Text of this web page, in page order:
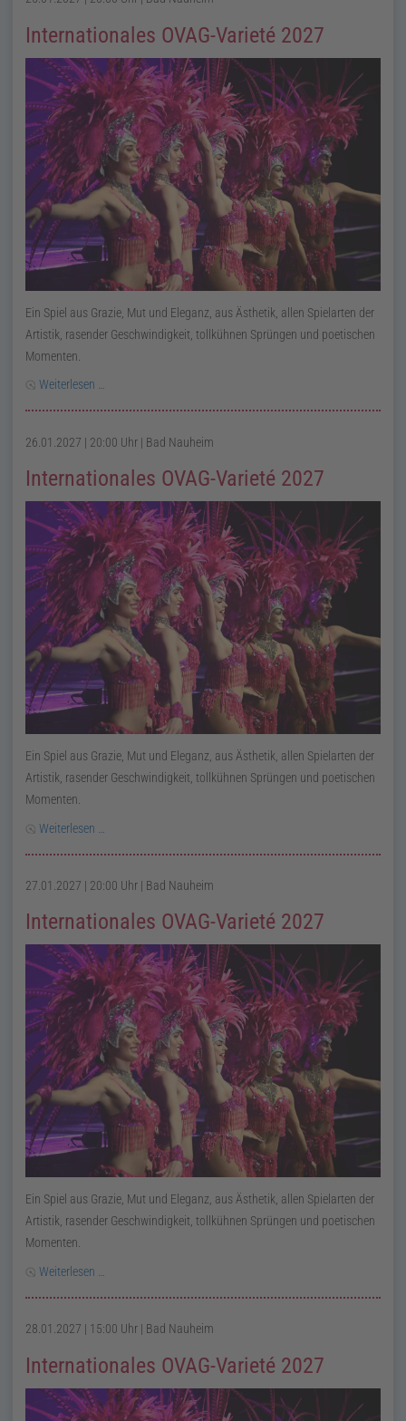
Internationales OVAG-Varieté 2027
Ein Spiel aus Grazie, Mut und Eleganz, aus Ästhetik, allen Spielarten der
Artistik, rasender Geschwindigkeit, tollkühnen Sprüngen und poetischen
Momenten.
Weiterlesen …
26.01.2027 | 20:00 Uhr | Bad Nauheim
Internationales OVAG-Varieté 2027
Ein Spiel aus Grazie, Mut und Eleganz, aus Ästhetik, allen Spielarten der
Artistik, rasender Geschwindigkeit, tollkühnen Sprüngen und poetischen
Momenten.
Weiterlesen …
27.01.2027 | 20:00 Uhr | Bad Nauheim
Internationales OVAG-Varieté 2027
Ein Spiel aus Grazie, Mut und Eleganz, aus Ästhetik, allen Spielarten der
Artistik, rasender Geschwindigkeit, tollkühnen Sprüngen und poetischen
Momenten.
Weiterlesen …
28.01.2027 | 15:00 Uhr | Bad Nauheim
Internationales OVAG-Varieté 2027